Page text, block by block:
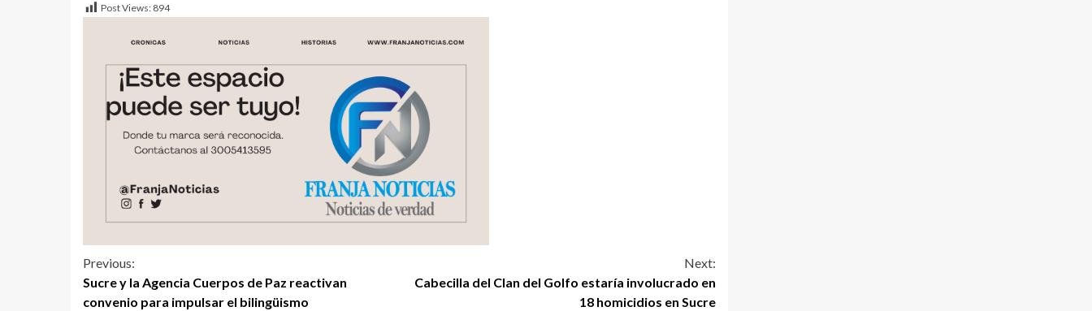
Post Views: 894
Previous:
Sucre y la Agencia Cuerpos de Paz reactivan
convenio para impulsar el bilingüismo
Next:
Cabecilla del Clan del Golfo estaría involucrado en
18 homicidios en Sucre